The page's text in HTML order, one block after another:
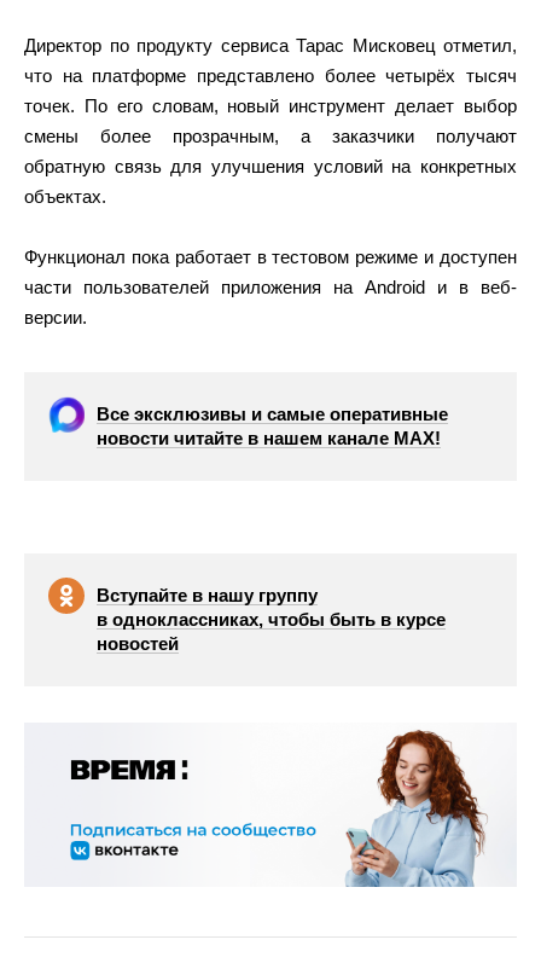
Директор по продукту сервиса Тарас Мисковец отметил,
что на платформе представлено более четырёх тысяч
точек. По его словам, новый инструмент делает выбор
смены более прозрачным, а заказчики получают
обратную связь для улучшения условий на конкретных
объектах.
Функционал пока работает в тестовом режиме и доступен
части пользователей приложения на Android и в веб-
версии.
Все эксклюзивы и самые оперативные
новости читайте в нашем канале МАХ!
Вступайте в нашу группу
в одноклассниках, чтобы быть в курсе
новостей